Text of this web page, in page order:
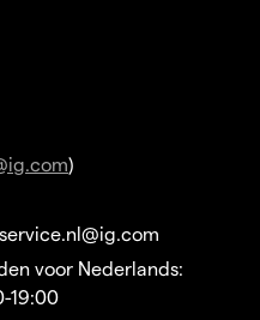
)
voor Nederlands:
19:00